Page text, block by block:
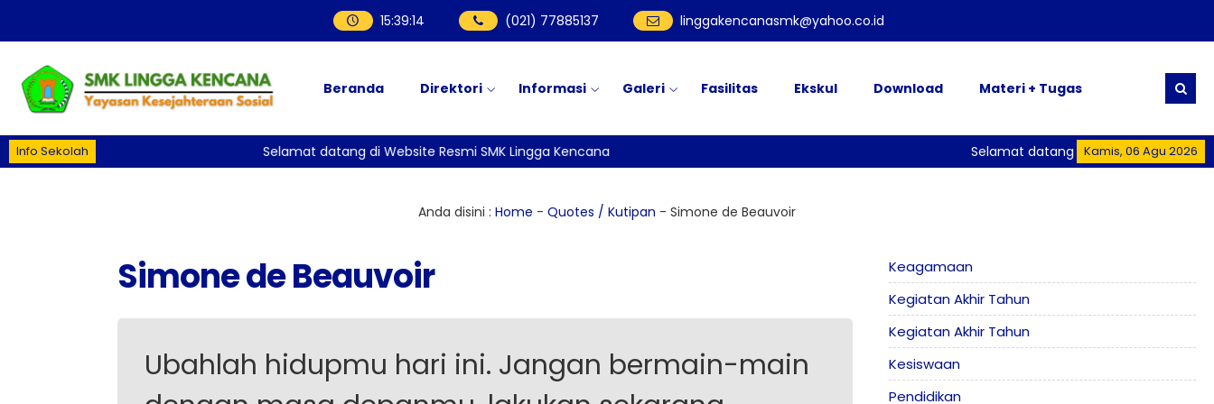
15:39:14 (021) 77885137 linggakencanasmk@yahoo.co.id
Beranda Direktori Informasi Galeri Fasilitas Ekskul Download Materi + Tugas
Info Sekolah Kamis, 06 Agu 2026
Selamat datang di Website Resmi
Selamat datang di Website Resmi SMK Lingga Kencana
Anda disini : Home - Quotes / Kutipan - Simone de Beauvoir
Simone de Beauvoir
Ubahlah hidupmu hari ini. Jangan bermain-main
Keagamaan
Kegiatan Akhir Tahun
Kegiatan Akhir Tahun
Kesiswaan
Pendidikan